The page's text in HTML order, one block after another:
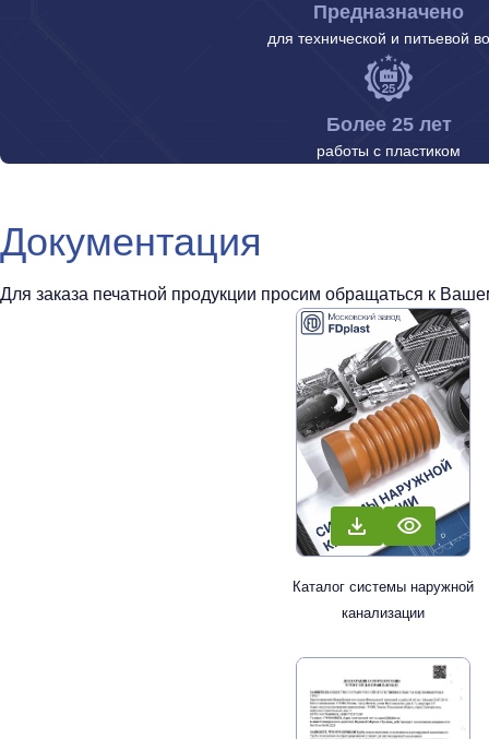
Предназначено
для технической и питьевой
Более 25 лет
работы с пластиком
Документация
Для заказа печатной продукции просим обращаться к
Каталог системы наружной
канализации